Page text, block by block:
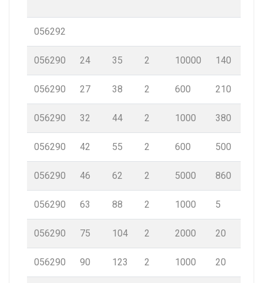
056292
056290 24 35 2 10000 140
056290 27 38 2 600 210
056290 32 44 2 1000 380
056290 42 55 2 600 500
056290 46 62 2 5000 860
056290 63 88 2 1000 5
056290 75 104 2 2000 20
056290 90 123 2 1000 20